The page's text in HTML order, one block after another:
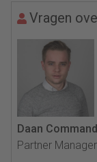
Vragen
Daan
Partner Manager